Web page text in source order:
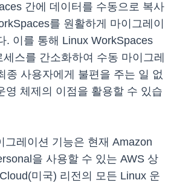
간에 데이터를 수동으로 복사
를 원활하게 마이그레이
. 이를 통해 Linux WorkSpaces
스를 간소화하여 수동 마이그레
종 사용자에게 불편을 주는 일 없
영 체제의 이점을 활용할 수 있습
그레이션 기능은 현재 Amazon
을 사용할 수 있는 AWS 상
미국) 리전의 모든 Linux 운